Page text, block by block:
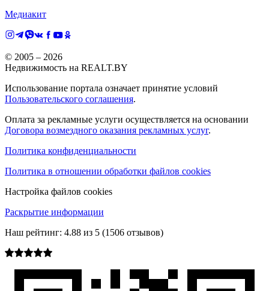
Медиакит
© 2005 – 2026
Недвижимость на REALT.BY
Использование портала означает принятие условий
Пользовательского соглашения.
Оплата за рекламные услуги осуществляется на основании
Договора возмездного оказания рекламных услуг.
Политика конфиденциальности
Политика в отношении обработки файлов cookies
Настройка файлов cookies
Раскрытие информации
Наш рейтинг: 4.88 из 5 (1506 отзывов)